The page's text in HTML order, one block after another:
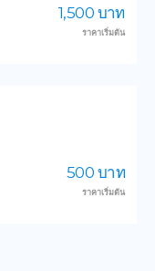
1,500 บาท
ราคาเริ่มต้น
500 บาท
ราคาเริ่มต้น